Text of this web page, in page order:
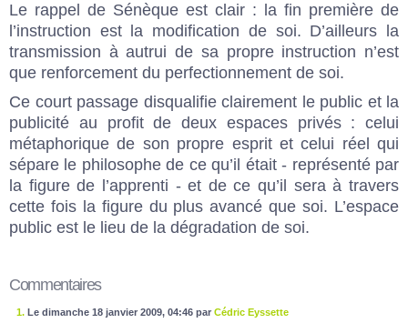
Le rappel de Sénèque est clair : la fin première de
l’instruction est la modification de soi. D’ailleurs la
transmission à autrui de sa propre instruction n’est
que renforcement du perfectionnement de soi.
Ce court passage disqualifie clairement le public et la
publicité au profit de deux espaces privés : celui
métaphorique de son propre esprit et celui réel qui
sépare le philosophe de ce qu’il était - représenté par
la figure de l’apprenti - et de ce qu’il sera à travers
cette fois la figure du plus avancé que soi. L’espace
public est le lieu de la dégradation de soi.
Commentaires
1. Le dimanche 18 janvier 2009, 04:46 par Cédric Eyssette